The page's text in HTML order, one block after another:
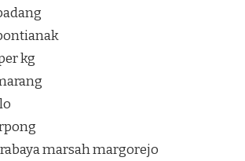
kg
marsah margorejo